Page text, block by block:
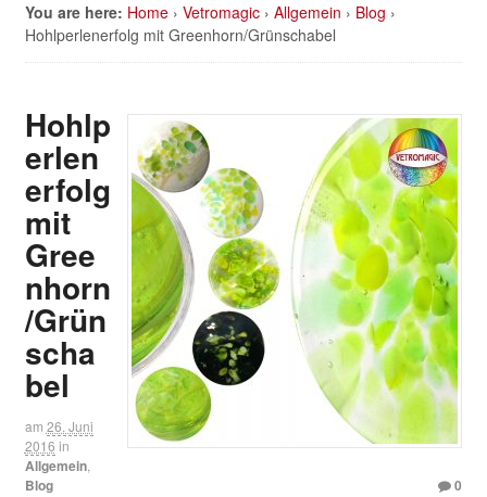
You are here: Home › Vetromagic › Allgemein › Blog ›
Hohlperlenerfolg mit Greenhorn/Grünschabel
Hohlp
erlen
erfolg
mit
Gree
nhorn
/Grün
scha
bel
am 26. Juni
2016 in
Allgemein,
Blog 0